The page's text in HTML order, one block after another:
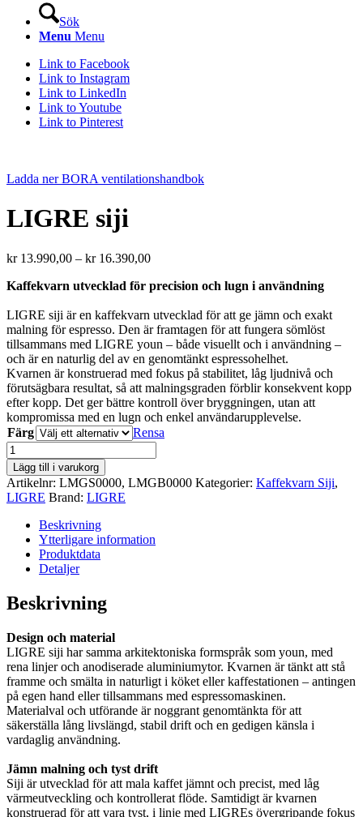
Sök
Menu Menu
Link to Facebook
Link to Instagram
Link to LinkedIn
Link to Youtube
Link to Pinterest
Ladda ner BORA ventilationshandbok
LIGRE siji
kr13.990,00 – kr16.390,00Price
kr 13.990,00
kr 16.390,00
Kaffekvarn utvecklad för precision och lugn i användning
LIGRE siji är en kaffekvarn utvecklad för att ge jämn och exakt
malning för espresso. Den är framtagen för att fungera sömlöst
tillsammans med LIGRE youn – både visuellt och i användning –
och är en naturlig del av en genomtänkt espressohelhet.
Kvarnen är konstruerad med fokus på stabilitet, låg ljudnivå och
förutsägbara resultat, så att malningsgraden förblir konsekvent kopp
efter kopp. Det ger bättre kontroll över bryggningen, utan att
kompromissa med en lugn och enkel användarupplevelse.
Färg
Rensa
LIGRE
siji
mängd
Lägg till i varukorg
Artikelnr: LMGS0000, LMGB0000 Kategorier: Kaffekvarn Siji,
LIGRE Brand: LIGRE
Beskrivning
Ytterligare information
Produktdata
Detaljer
Beskrivning
Design och material
LIGRE siji har samma arkitektoniska formspråk som youn, med
rena linjer och anodiserade aluminiumytor. Kvarnen är tänkt att stå
framme och smälta in naturligt i köket eller kaffestationen – antingen
på egen hand eller tillsammans med espressomaskinen.
Materialval och utförande är noggrant genomtänkta för att
säkerställa lång livslängd, stabil drift och en gedigen känsla i
vardaglig användning.
Jämn malning och tyst drift
Siji är utvecklad för att mala kaffet jämnt och precist, med låg
värmeutveckling och kontrollerat flöde. Samtidigt är kvarnen
konstruerad för att vara tyst, i linje med LIGREs övergripande fokus